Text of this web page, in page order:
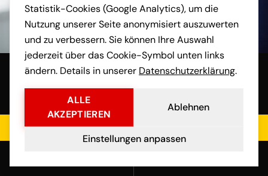
Jetzt kostenloses Angebot einholen
Statistik-Cookies (Google Analytics), um die
Nutzung unserer Seite anonymisiert auszuwerten
und zu verbessern. Sie können Ihre Auswahl
jederzeit über das Cookie-Symbol unten links
ändern. Details in unserer Datenschutzerklärung.
ALLE
AKZEPTIEREN
Ablehnen
Einstellungen anpassen